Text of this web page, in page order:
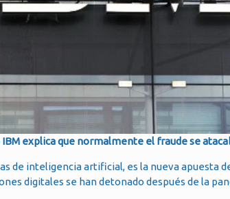
explica que normalmente el fraude se
de inteligencia artificial, es la nueva apuesta
digitales se han detonado después de la